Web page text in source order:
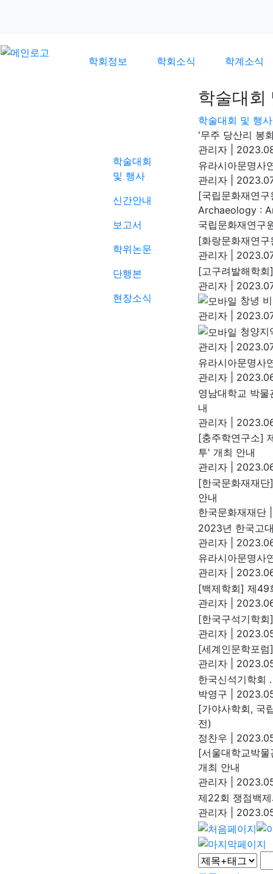
학회정보 학회소식 학계소식
학술대회
및 행사
신간안내
보고서
학위논문
단행본
현장소식
학술대회
학술대회 및 행사
'무주 당산리 봉
관리자
유라시아문명사
관리자
[국립문화재연
Archaeology :
국립문화재연구
[화랑문화재연
관리자
[고구려발해학
관리자
창녕
관리자
청양지
관리자
유라시아문명사
관리자
영남대학교 박
내
관리자
[충주학연구소]
투' 개최 안내
관리자
[한국문화재재
안내
한국문화재재단
2023년 한국고
관리자
유라시아문명사
관리자
[백제학회] 제49
관리자
[한국구석기학
관리자
[세계인문학포
관리자
한국신석기학회
박영구
[가야사학회, 국
전)
정찬우
[서울대학교박
개최 안내
관리자
제22회 쟁점백
관리자